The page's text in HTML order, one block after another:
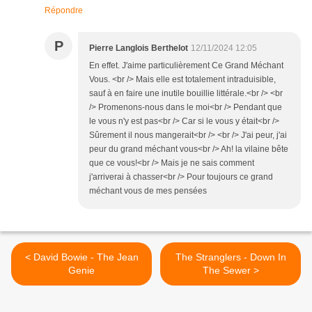
Répondre
P Pierre Langlois Berthelot 12/11/2024 12:05
En effet. J'aime particulièrement Ce Grand Méchant
Vous. <br /> Mais elle est totalement intraduisible,
sauf à en faire une inutile bouillie littérale.<br /> <br
/> Promenons-nous dans le moi<br /> Pendant que
le vous n'y est pas<br /> Car si le vous y était<br />
Sûrement il nous mangerait<br /> <br /> J'ai peur, j'ai
peur du grand méchant vous<br /> Ah! la vilaine bête
que ce vous!<br /> Mais je ne sais comment
j'arriverai à chasser<br /> Pour toujours ce grand
méchant vous de mes pensées
< David Bowie - The Jean
Genie
The Stranglers - Down In
The Sewer >